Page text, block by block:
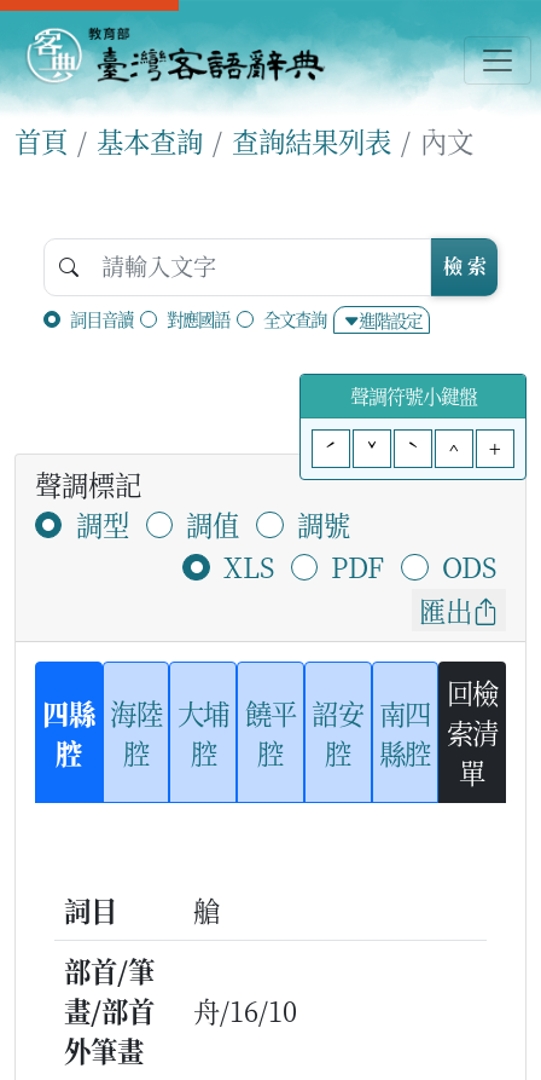
首頁 基本查詢 查詢結果列表 內文
詞目音讀 對應國語 全文查詢 進階設定
檢 索
聲調符號小鍵盤
ˊ
ˇ ˋ ^ +
聲調標記
調型
調值
調號
XLS
PDF
ODS
匯出
四縣
腔
海陸
腔
大埔
腔
饒平
腔
詔安
腔
南四
縣腔
回檢
索清
單
詞目
艙
部首/筆
畫/部首
外筆畫
舟/16/10